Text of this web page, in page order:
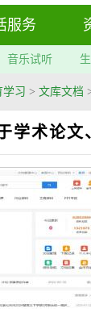
服务
音乐试听
学习 > 文库文档
学术论